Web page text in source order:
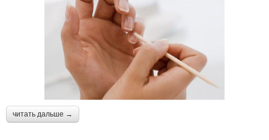
читать дальше →